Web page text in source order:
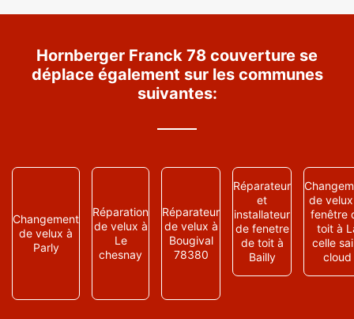
Hornberger Franck 78 couverture se
déplace également sur les communes
suivantes:
Changement
de velux à
Parly
Réparation
de velux à
Le
chesnay
Réparateur
de velux à
Bougival
78380
Réparateur
et
installateur
de fenetre
de toit à
Bailly
de
fenêtre
toit à
celle
cloud